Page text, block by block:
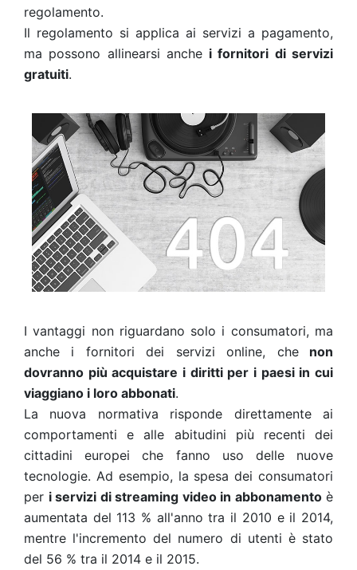
regolamento.
Il regolamento si applica ai servizi a pagamento,
ma possono allinearsi anche i fornitori di servizi
gratuiti.
I vantaggi non riguardano solo i consumatori, ma
anche i fornitori dei servizi online, chenon
dovranno più acquistare i diritti per i paesi in cui
viaggiano i loro abbonati.
La nuova normativa risponde direttamente ai
comportamenti e alle abitudini più recenti dei
cittadini europei che fanno uso delle nuove
tecnologie. Ad esempio, la spesa dei consumatori
per i servizi di streaming video in abbonamentoè
aumentata del 113 % all'anno tra il 2010 e il 2014,
mentre l'incremento del numero di utenti è stato
del 56 % tra il 2014 e il 2015.